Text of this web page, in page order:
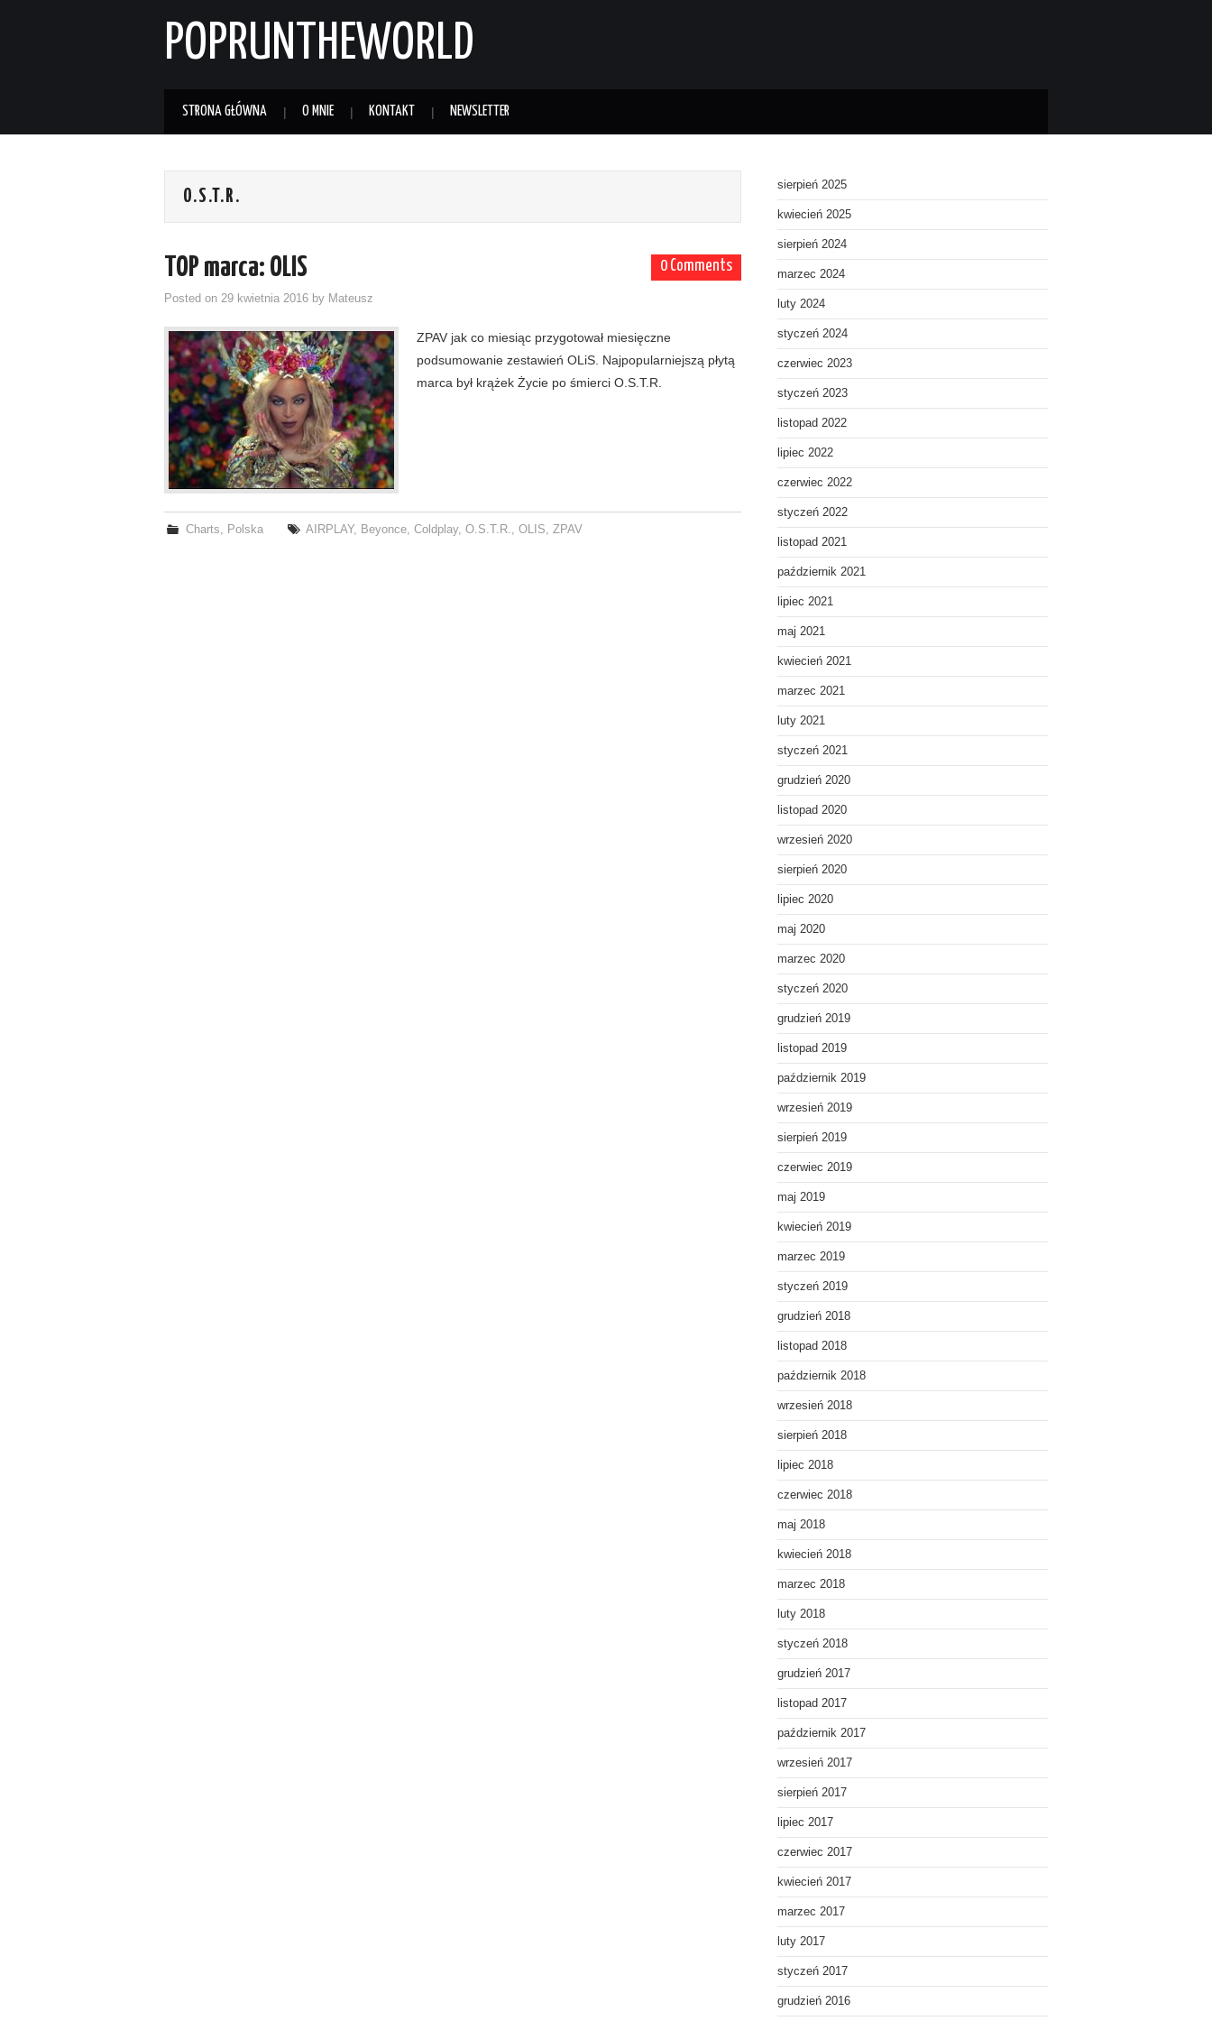
POPRUNTHEWORLD
STRONA GŁÓWNA O MNIE KONTAKT NEWSLETTER
O.S.T.R.
0 Comments
TOP marca: OLIS
Posted on 29 kwietnia 2016 by Mateusz
ZPAV jak co miesiąc przygotował miesięczne
podsumowanie zestawień OLiS. Najpopularniejszą płytą
marca był krążek Życie po śmierci O.S.T.R.
Charts, Polska AIRPLAY, Beyonce,Coldplay,O.S.T.R.,OLIS,ZPAV
sierpień 2025
kwiecień 2025
sierpień 2024
marzec 2024
luty 2024
styczeń 2024
czerwiec 2023
styczeń 2023
listopad 2022
lipiec 2022
czerwiec 2022
styczeń 2022
listopad 2021
październik 2021
lipiec 2021
maj 2021
kwiecień 2021
marzec 2021
luty 2021
styczeń 2021
grudzień 2020
listopad 2020
wrzesień 2020
sierpień 2020
lipiec 2020
maj 2020
marzec 2020
styczeń 2020
grudzień 2019
listopad 2019
październik 2019
wrzesień 2019
sierpień 2019
czerwiec 2019
maj 2019
kwiecień 2019
marzec 2019
styczeń 2019
grudzień 2018
listopad 2018
październik 2018
wrzesień 2018
sierpień 2018
lipiec 2018
czerwiec 2018
maj 2018
kwiecień 2018
marzec 2018
luty 2018
styczeń 2018
grudzień 2017
listopad 2017
październik 2017
wrzesień 2017
sierpień 2017
lipiec 2017
czerwiec 2017
kwiecień 2017
marzec 2017
luty 2017
styczeń 2017
grudzień 2016